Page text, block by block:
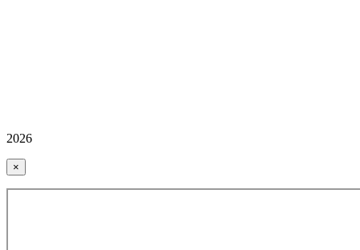
2026
×